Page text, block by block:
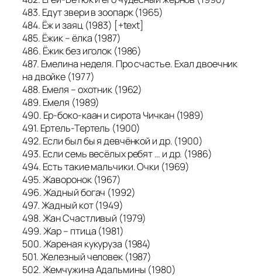
483. Едут звери в зоопарк (1965)
484. Ёж и заяц (1983) [+text]
485. Ёжик – ёлка (1987)
486. Ёжик без иголок (1986)
487. Емелина неделя. Про счастье. Ехал двоечник
на двойке (1977)
488. Емеля – охотник (1962)
489. Емеля (1989)
490. Ер-боко-каан и сирота Чичкан (1989)
491. Ертель-Тертель (1900)
492. Если был бы я девчёнкой и др. (1900)
493. Если семь весёлых ребят … и др. (1986)
494. Есть такие мальчики. Очки (1969)
495. Жаворонок (1967)
496. Жадный богач (1992)
497. Жадный кот (1949)
498. Жан Счастливый (1979)
499. Жар – птица (1981)
500. Жареная кукуруза (1984)
501. Железный человек (1987)
502. Жемчужина Адальмины (1980)